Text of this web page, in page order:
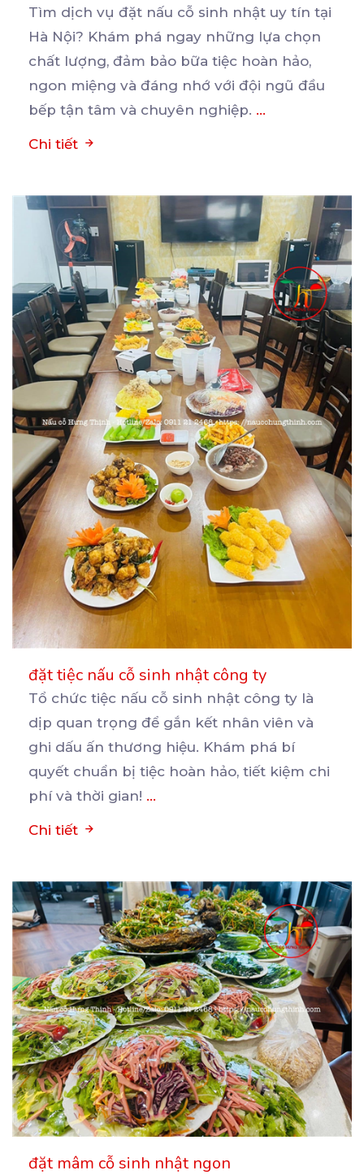
Tìm dịch vụ đặt nấu cỗ sinh nhật uy tín tại
Hà Nội? Khám phá ngay những lựa chọn
chất lượng, đảm bảo bữa tiệc hoàn hảo,
ngon miệng và đáng nhớ với đội ngũ đầu
bếp tận tâm và chuyên nghiệp. ...
Chi tiết
đặt tiệc nấu cỗ sinh nhật công ty
Tổ chức tiệc nấu cỗ sinh nhật công ty là
dịp quan trọng để gắn kết nhân viên và
ghi dấu ấn thương hiệu. Khám phá bí
quyết chuẩn bị tiệc hoàn hảo, tiết kiệm chi
phí và thời gian! ...
Chi tiết
đặt mâm cỗ sinh nhật ngon